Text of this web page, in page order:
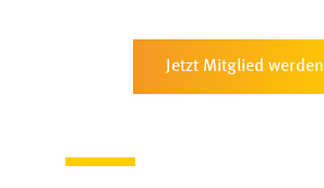
Jetzt Mitglied werden